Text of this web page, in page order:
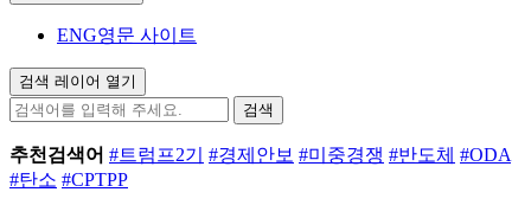
ENG영문 사이트
검색 레이어 열기
검색
추천검색어 #트럼프2기 #경제안보 #미중경쟁 #반도체 #ODA
#탄소 #CPTPP